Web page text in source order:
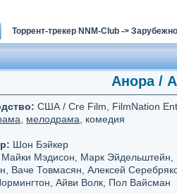
Торрент-трекер NNM-Club ->
Анора /
США / Cre Film, FilmNation
мелодрама , комедия
Шон Бэйкер
Майки Мэдисон, Марк
Ваче Товмасян, Алексей
Айви Волк, Пол Вайсман